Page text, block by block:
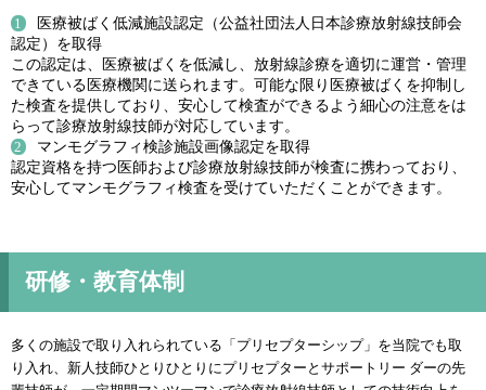
医療被ばく低減施設認定（公益社団法人日本診療放射線技師会
認定）を取得
この認定は、医療被ばくを低減し、放射線診療を適切に運営・管理
できている医療機関に送られます。可能な限り医療被ばくを抑制し
た検査を提供しており、安心して検査ができるよう細心の注意をは
らって診療放射線技師が対応しています。
マンモグラフィ検診施設画像認定を取得
認定資格を持つ医師および診療放射線技師が検査に携わっており、
安心してマンモグラフィ検査を受けていただくことができます。
研修・教育体制
多くの施設で取り入れられている「プリセプターシップ」を当院でも取
り入れ、新人技師ひとりひとりにプリセプターとサポートリー ダーの先